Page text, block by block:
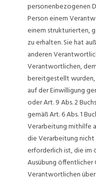
personenbezogenen
Person einem
einem strukturierten,
zu erhalten. Sie hat
anderen
Verantwortlichen,
bereitgestellt
auf der Einwilligung
oder Art. 9 Abs. 2
gemäß Art. 6 Abs. 1
Verarbeitung mithilfe
die Verarbeitung
erforderlich ist, die im
Ausübung
Verantwortlichen